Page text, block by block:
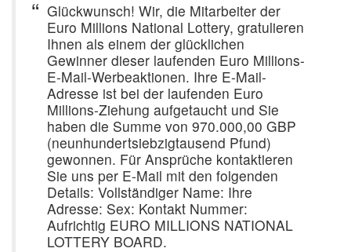
Glückwunsch! Wir, die Mitarbeiter der
Euro Millions National Lottery, gratulieren
Ihnen als einem der glücklichen
Gewinner dieser laufenden Euro Millions-
E-Mail-Werbeaktionen. Ihre E-Mail-
Adresse ist bei der laufenden Euro
Millions-Ziehung aufgetaucht und Sie
haben die Summe von 970.000,00 GBP
(neunhundertsiebzigtausend Pfund)
gewonnen. Für Ansprüche kontaktieren
Sie uns per E-Mail mit den folgenden
Details: Vollständiger Name: Ihre
Adresse: Sex: Kontakt Nummer:
Aufrichtig EURO MILLIONS NATIONAL
LOTTERY BOARD.